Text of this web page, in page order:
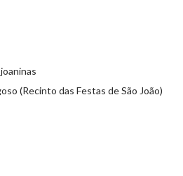
(Recinto das Festas de São João)